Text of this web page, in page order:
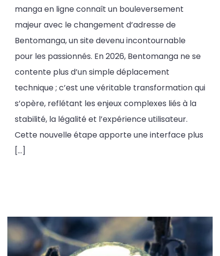
manga en ligne connaît un bouleversement
majeur avec le changement d’adresse de
Bentomanga, un site devenu incontournable
pour les passionnés. En 2026, Bentomanga ne se
contente plus d’un simple déplacement
technique ; c’est une véritable transformation qui
s’opère, reflétant les enjeux complexes liés à la
stabilité, la légalité et l’expérience utilisateur.
Cette nouvelle étape apporte une interface plus
[…]